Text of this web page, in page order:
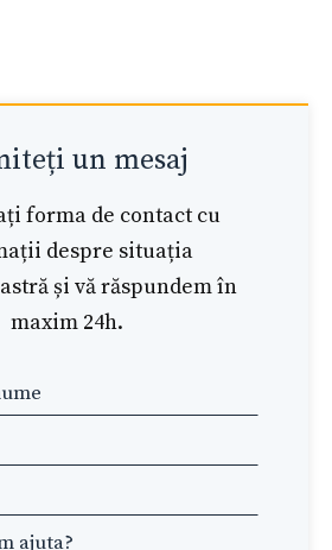
un mesaj
forma de contact cu
despre situația
și vă răspundem în
maxim 24h.